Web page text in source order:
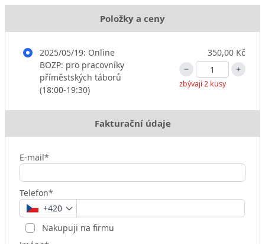
Položky a ceny
2025/05/19: Online
BOZP: pro pracovníky
příměstských táborů
(18:00-19:30)
zbývají 2 kusy
350,00 Kč
Fakturační údaje
E-mail*
Telefon*
+420
Nakupuji na firmu